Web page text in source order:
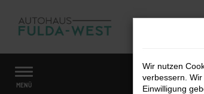
Zum
Hauptinhalt
MENÜ
Startseite Fahrzeugmarkt
Wir nutzen
verbessern.
Einwilligung